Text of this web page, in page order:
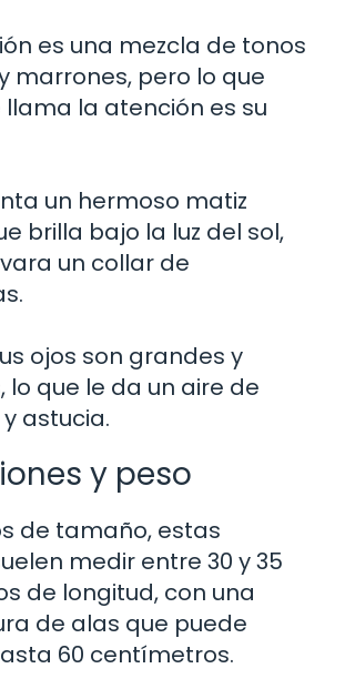
es una mezcla de tonos
marrones, pero lo que
la atención es su
un hermoso matiz
brilla bajo la luz del sol,
un collar de
ojos son grandes y
lo que le da un aire de
astucia.
y peso
de tamaño, estas
medir entre 30 y 35
de longitud, con una
de alas que puede
60 centímetros.